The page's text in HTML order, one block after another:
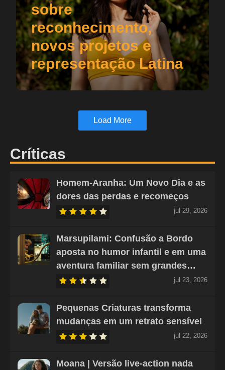
sobre
reconhecimento,
novos projetos e
representação Latina
Load More
Críticas
Homem-Aranha: Um Novo Dia e as
dores das perdas e recomeços
jul 29, 2026
Marsupilami: Confusão a Bordo
aposta no humor infantil e em uma
aventura familiar sem grandes…
jul 23, 2026
Pequenas Criaturas transforma
mudanças em um retrato sensível
jul 22, 2026
Moana | Versão live-action nada